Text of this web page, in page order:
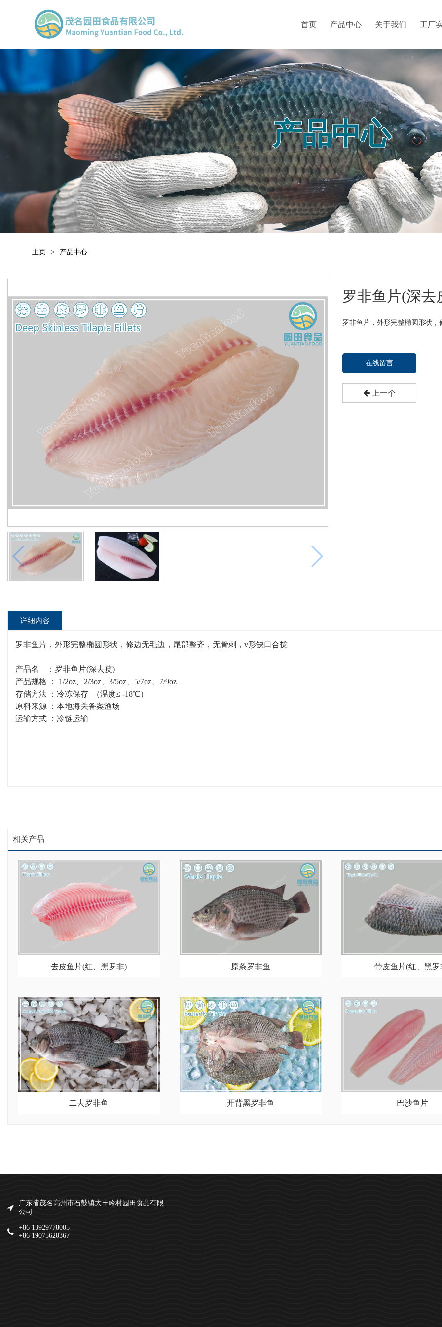
首页 产品中心 关于我们 工厂
产品中心
主页 > 产品中心
罗非鱼片(深去
罗非鱼片，外形完整椭圆形状
在线留言
上一个
详细内容
罗非鱼片，外形完整椭圆形状，修边无毛边，尾部整齐，无骨刺，v形缺口合拢
产品名 ：罗非鱼片(深去皮)
产品规格 ： 1/2oz、2/3oz、3/5oz、5/7oz、7/9oz
存储方法 ：冷冻保存 （温度≤ -18℃）
原料来源 ：本地海关备案渔场
运输方式
：冷链运输
相关产品
去皮鱼片(红、黑罗非) 原条罗非鱼 带皮鱼片(红、黑罗
二去罗非鱼 开背黑罗非鱼 巴沙鱼片
广东省茂名高州市石鼓镇大丰岭村园田食品有限
公司
+86 13929778005
+86 19075620367